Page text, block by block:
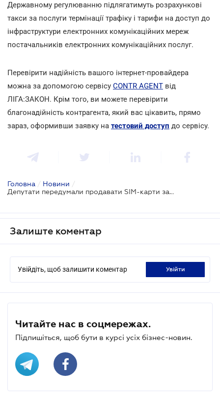
Державному регулюванню підлягатимуть розрахункові
такси за послуги термінації трафіку і тарифи на доступ до
інфраструктури електронних комунікаційних мереж
постачальників електронних комунікаційних послуг.
Перевірити надійність вашого інтернет-провайдера
можна за допомогою сервісу CONTR AGENT від
ЛІГА:ЗАКОН. Крім того, ви можете перевірити
благонадійність контрагента, який вас цікавить, прямо
зараз, оформивши заявку на тестовий доступ до сервісу.
Головна / Новини /
Депутати передумали продавати SIM-карти за паспортами та блокувати "сірі" телефони
Залиште коментар
Увійдіть, щоб залишити коментар увійти
Читайте нас в соцмережах.
Підпишіться, щоб бути в курсі усіх бізнес-новин.